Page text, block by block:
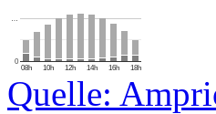
08h 10h 12h 14h 16h 18h
0
…
Quelle: